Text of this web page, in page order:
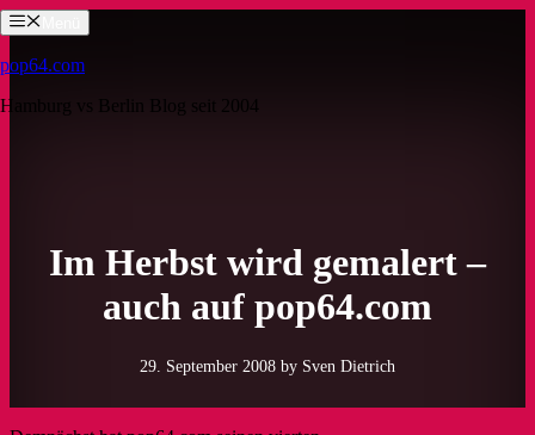
Zum
Inhalt
springen
pop64.com
Hamburg vs Berlin Blog seit 2004
Im Herbst wird gemalert –
auch auf pop64.com
29. September 2008 by Sven Dietrich